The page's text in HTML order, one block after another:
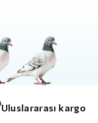
Uluslararası kargo